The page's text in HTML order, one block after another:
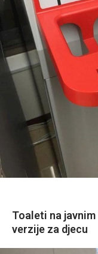
Toaleti na
verzije za djecu